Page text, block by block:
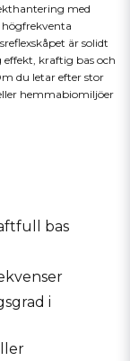
med
högfrekventa
är solidt
kraftig bas och
du letar efter stor
hemmabiomiljöer
bas
i